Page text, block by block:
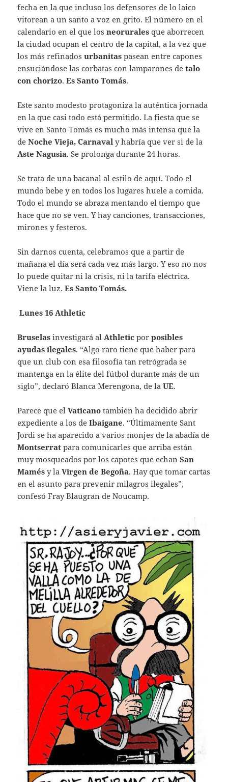
fecha en la que incluso los defensores de lo laico
vitorean a un santo a voz en grito. El número en el
calendario en el que los neorurales que aborrecen
la ciudad ocupan el centro de la capital, a la vez que
los más refinadosurbanitas pasean entre capones
ensuciándose las corbatas con lamparones detalo
con chorizo.EsSanto Tomás.
Este santo modesto protagoniza la auténtica jornada
en la que casi todo está permitido. La fiesta que se
vive en Santo Tomás es mucho más intensa que la
deNoche Vieja, Carnaval y habría que ver si de la
Aste Nagusia. Se prolonga durante 24 horas.
Se trata de una bacanal al estilo de aquí. Todo el
mundo bebe y en todos los lugares huele a comida.
Todo el mundo se abraza mentando el tiempo que
hace que no se ven. Y hay canciones, transacciones,
mirones y festeros.
Sin darnos cuenta, celebramos que a partir de
mañana el día será cada vez más largo. Y eso no nos
lo puede quitar ni la crisis, ni la tarifa eléctrica.
Viene la luz.EsSanto Tomás.
Lunes 16 Athletic
Bruselas investigará al Athletic porposibles
ayudas ilegales. “Algo raro tiene que haber para
que un club con esa filosofía tan retrógrada se
mantenga en la élite del fútbol durante más de un
siglo”, declaró Blanca Merengona, de laUE.
Parece que elVaticano también ha decidido abrir
expediente a los deIbaigane. “Últimamente Sant
Jordi se ha aparecido a varios monjes de la abadía de
Montserrat para comunicarles que arriba están
muy mosqueados por los capotes que echanSan
Mamés y laVirgen de Begoña. Hay que tomar cartas
en el asunto para prevenir milagros ilegales”,
confesó Fray Blaugran de Noucamp.